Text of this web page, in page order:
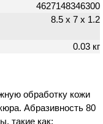
4627148346300
8.5 х 7 х 1.2
0.03 кг
обработку кожи
Абразивность 80
такие как: